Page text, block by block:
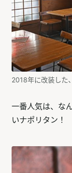
2018年に改装した
一番人気は、な
いナポリタン！